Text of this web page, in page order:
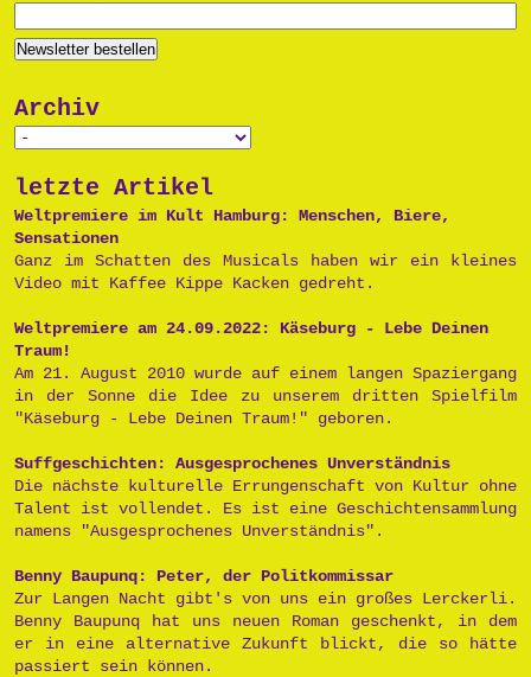
Archiv
letzte Artikel
Weltpremiere im Kult Hamburg: Menschen, Biere,
Sensationen
Ganz im Schatten des Musicals haben wir ein kleines
Video mit Kaffee Kippe Kacken gedreht.
Weltpremiere am 24.09.2022: Käseburg - Lebe Deinen
Traum!
Am 21. August 2010 wurde auf einem langen Spaziergang
in der Sonne die Idee zu unserem dritten Spielfilm
"Käseburg - Lebe Deinen Traum!" geboren.
Suffgeschichten: Ausgesprochenes Unverständnis
Die nächste kulturelle Errungenschaft von Kultur ohne
Talent ist vollendet. Es ist eine Geschichtensammlung
namens "Ausgesprochenes Unverständnis".
Benny Baupunq: Peter, der Politkommissar
Zur Langen Nacht gibt's von uns ein großes Lerckerli.
Benny Baupunq hat uns neuen Roman geschenkt, in dem
er in eine alternative Zukunft blickt, die so hätte
passiert sein können.